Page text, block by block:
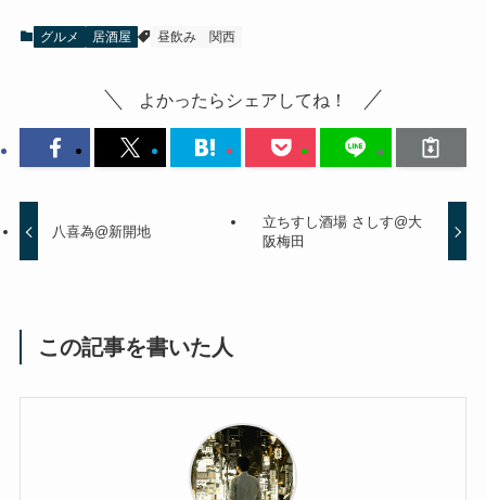
グルメ 居酒屋 昼飲み 関西
よかったらシェアしてね！
八喜為@新開地
立ちすし酒場 さしす@大
阪梅田
この記事を書いた人